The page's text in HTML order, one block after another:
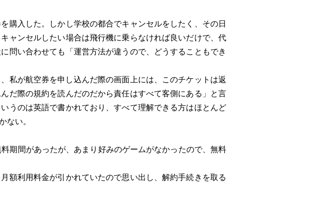
入した。しかし学校の都合でキャンセルをしたく、その日
ャンセルしたい場合は飛行機に乗らなければ良いだけで、代
問い合わせても「運営方法が違うので、どうすることもでき
私が航空券を申し込んだ際の画面上には、このチケットは返
だ際の規約を読んだのだから責任はすべて客側にある」と言
うのは英語で書かれており、すべて理解できる方はほとんど
ない。
期間があったが、あまり好みのゲームがなかったので、無料
額利用料金が引かれていたので思い出し、解約手続きを取る